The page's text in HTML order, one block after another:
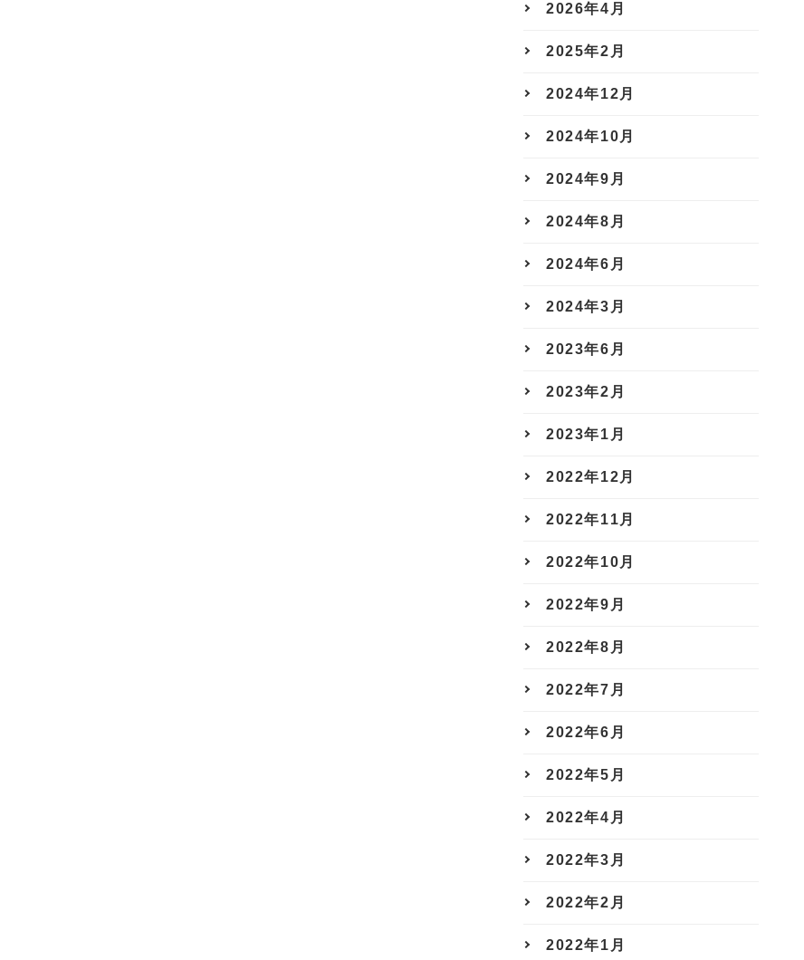
2026年4月
2025年2月
2024年12月
2024年10月
2024年9月
2024年8月
2024年6月
2024年3月
2023年6月
2023年2月
2023年1月
2022年12月
2022年11月
2022年10月
2022年9月
2022年8月
2022年7月
2022年6月
2022年5月
2022年4月
2022年3月
2022年2月
2022年1月